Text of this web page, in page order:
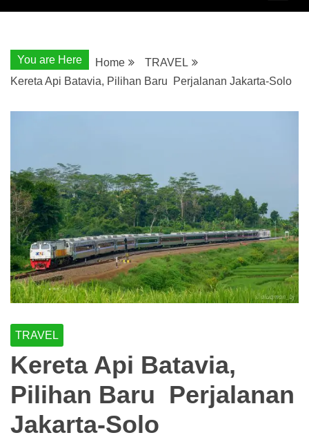
You are Here Home
TRAVEL
Kereta Api Batavia, Pilihan Baru Perjalanan Jakarta-Solo
TRAVEL
Kereta Api Batavia,
Pilihan Baru Perjalanan
Jakarta-Solo